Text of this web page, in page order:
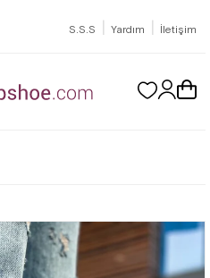
S.S.S | Yardım | İletişim